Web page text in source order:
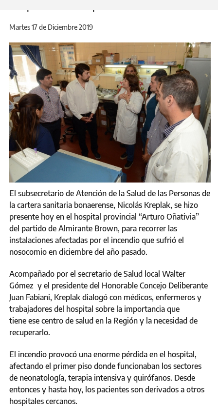
Martes 17 de Diciembre 2019
El subsecretario de Atención de la Salud de las Personas de
la cartera sanitaria bonaerense, Nicolás Kreplak, se hizo
presente hoy en el hospital provincial “Arturo Oñativia”
del partido de Almirante Brown, para recorrer las
instalaciones afectadas por el incendio que sufrió el
nosocomio en diciembre del año pasado.
Acompañado por el secretario de Salud local Walter
Gómez y el presidente del Honorable Concejo Deliberante
Juan Fabiani, Kreplak dialogó con médicos, enfermeros y
trabajadores del hospital sobre la importancia que
tiene ese centro de salud en la Región y la necesidad de
recuperarlo.
El incendio provocó una enorme pérdida en el hospital,
afectando el primer piso donde funcionaban los sectores
de neonatología, terapia intensiva y quirófanos. Desde
entonces y hasta hoy, los pacientes son derivados a otros
hospitales cercanos.